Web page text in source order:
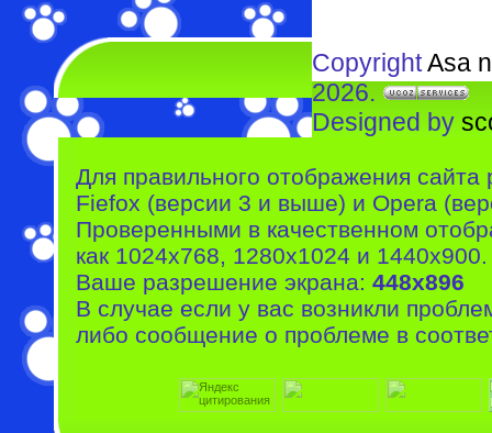
CopyrightAsa
2026.
Designed by
Для правильного отображения
Fiefox (версии 3 и выше) и Opera
Проверенными в качественном
как 1024x768, 1280x1024 и 1440x900.
Ваше разрешение экрана: 448x896
В случае если у вас возникли
либо сообщение о проблеме в